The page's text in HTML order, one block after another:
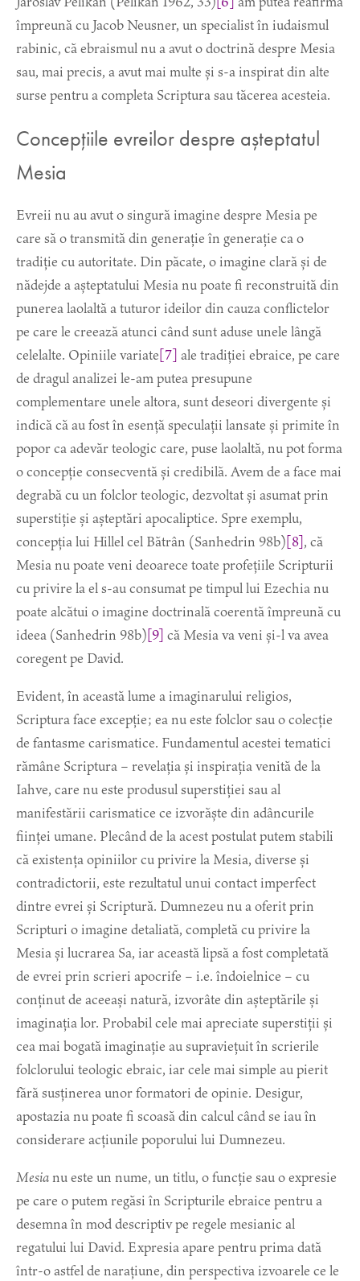
împreună cu Jacob Neusner, un specialist în iudaismul
rabinic, că ebraismul nu a avut o doctrină despre Mesia
sau, mai precis, a avut mai multe și s-a inspirat din alte
surse pentru a completa Scriptura sau tăcerea acesteia.
Concepțiile evreilor despre așteptatul
Mesia
Evreii nu au avut o singură imagine despre Mesia pe
care să o transmită din generație în generație ca o
tradiție cu autoritate. Din păcate, o imagine clară și de
nădejde a așteptatului Mesia nu poate fi reconstruită din
punerea laolaltă a tuturor ideilor din cauza conflictelor
pe care le creează atunci când sunt aduse unele lângă
celelalte. Opiniile variate[7] ale tradiției ebraice, pe care
de dragul analizei le-am putea presupune
complementare unele altora, sunt deseori divergente și
indică că au fost în esență speculații lansate și primite în
popor ca adevăr teologic care, puse laolaltă, nu pot forma
o concepție consecventă și credibilă. Avem de a face mai
degrabă cu un folclor teologic, dezvoltat și asumat prin
superstiție și așteptări apocaliptice. Spre exemplu,
concepția lui Hillel cel Bătrân (Sanhedrin 98b)[8], că
Mesia nu poate veni deoarece toate profețiile Scripturii
cu privire la el s-au consumat pe timpul lui Ezechia nu
poate alcătui o imagine doctrinală coerentă împreună cu
ideea (Sanhedrin 98b)[9] că Mesia va veni și-l va avea
coregent pe David.
Evident, în această lume a imaginarului religios,
Scriptura face excepție; ea nu este folclor sau o colecție
de fantasme carismatice. Fundamentul acestei tematici
rămâne Scriptura – revelația și inspirația venită de la
Iahve, care nu este produsul superstiției sau al
manifestării carismatice ce izvorăște din adâncurile
ființei umane. Plecând de la acest postulat putem stabili
că existența opiniilor cu privire la Mesia, diverse și
contradictorii, este rezultatul unui contact imperfect
dintre evrei și Scriptură. Dumnezeu nu a oferit prin
Scripturi o imagine detaliată, completă cu privire la
Mesia și lucrarea Sa, iar această lipsă a fost completată
de evrei prin scrieri apocrife – i.e. îndoielnice – cu
conținut de aceeași natură, izvorâte din așteptările și
imaginația lor. Probabil cele mai apreciate superstiții și
cea mai bogată imaginație au supraviețuit în scrierile
folclorului teologic ebraic, iar cele mai simple au pierit
fără susținerea unor formatori de opinie. Desigur,
apostazia nu poate fi scoasă din calcul când se iau în
considerare acțiunile poporului lui Dumnezeu.
Mesianu este un nume, un titlu, o funcție sau o expresie
pe care o putem regăsi în Scripturile ebraice pentru a
desemna în mod descriptiv pe regele mesianic al
regatului lui David. Expresia apare pentru prima dată
într-o astfel de narațiune, din perspectiva izvoarele ce le